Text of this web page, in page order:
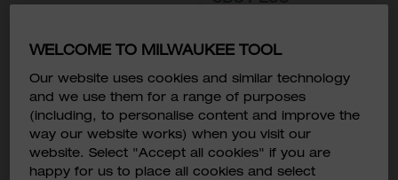
税込価格: ￥5,258
型番4932478270
49324782714932478266
見る
入荷通知メールに登録す
る
型番49323529204932352919
入荷通知メールに登録す
る
WELCOME TO MILWAUKEE TOOL
Our website uses cookies and similar technology
and we use them for a range of purposes
(including, to personalise content and improve the
way our website works) when you visit our
website. Select "Accept all cookies" if you are
happy for us to place all cookies and select